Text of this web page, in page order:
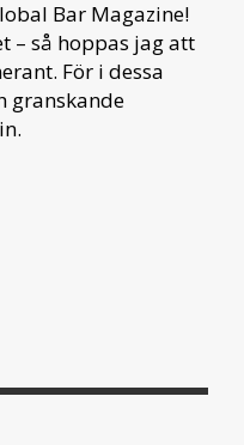
Bar Magazine!
– så hoppas jag att
För i dessa
granskande